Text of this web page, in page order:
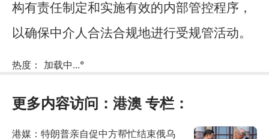
构有责任制定和实施有效的内部管控程序，
以确保中介人合法合规地进行受规管活动。
热度： 加载中...°
更多内容访问： 港澳 专栏：
港媒：特朗普亲自促中方帮忙结束俄乌